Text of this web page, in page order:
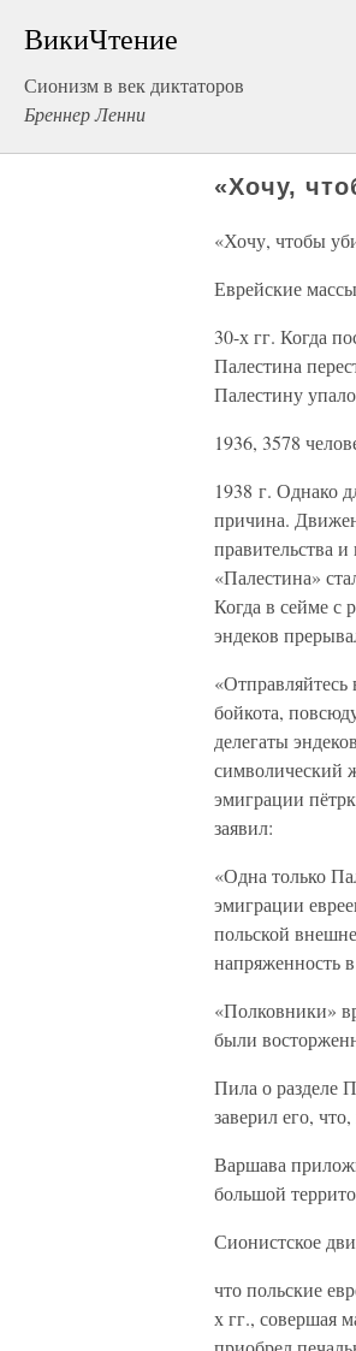
ВикиЧтение
Сионизм в век диктаторов
Бреннер Ленни
«Хочу,
«Хочу, чтобы
Еврейские
30-х гг. Когда
Палестина
Палестину
1936, 3578
1938 г. Однако
причина.
правительства
«Палестина»
Когда в сейме с
эндеков
бойкота,
делегаты
символический
эмиграции
заявил:
«Одна только
эмиграции
польской
напряженность
«Полковники»
были
Пила о разделе
заверил его,
Варшава
большой
Сионистское
что польские
х гг., совершая